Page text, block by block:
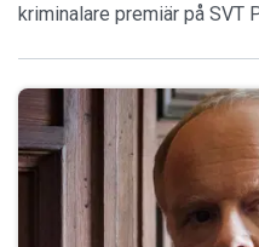
kriminalare premiär på SVT